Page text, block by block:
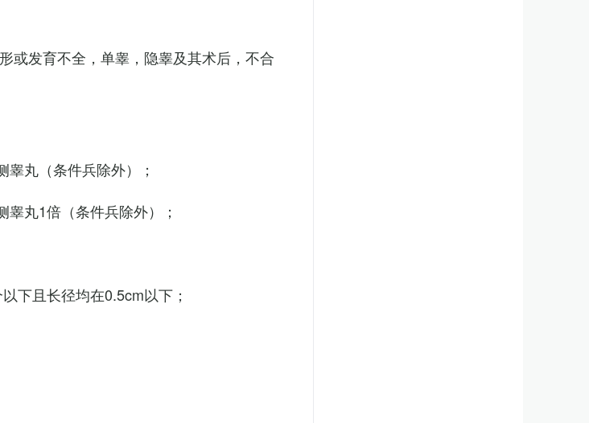
或发育不全，单睾，隐睾及其术后，不合
睾丸（条件兵除外）；
睾丸1倍（条件兵除外）；
下且长径均在0.5cm以下；